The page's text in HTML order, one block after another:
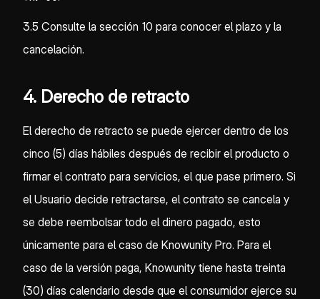
3.5 Consulte la sección 10 para conocer el plazo y la
cancelación.
4. Derecho de retracto
El derecho de retracto se puede ejercer dentro de los
cinco (5) días hábiles después de recibir el producto o
firmar el contrato para servicios, el que pase primero. Si
el Usuario decide retractarse, el contrato se cancela y
se debe reembolsar todo el dinero pagado, esto
únicamente para el caso de Knowunity Pro. Para el
caso de la versión paga, Knowunity tiene hasta treinta
(30) días calendario desde que el consumidor ejerce su